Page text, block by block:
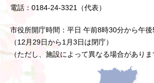
電話：0184-24-3321（代表）
市役所開庁時間：平日 午前8時30分から午
（12月29日から1月3日は閉庁）
（ただし、施設によって異なる場合がありま